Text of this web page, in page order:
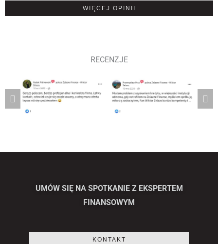
WIĘCEJ OPINII
RECENZJE
UMÓW SIĘ NA SPOTKANIE Z EKSPERTEM
FINANSOWYM
KONTAKT